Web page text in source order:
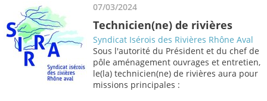
07/03/2024
Technicien(ne) de rivières
Syndicat Isérois des Rivières Rhône Aval
Sous l'autorité du Président et du chef de
pôle aménagement ouvrages et entretien,
le(la) technicien(ne) de rivières aura pour
missions principales :